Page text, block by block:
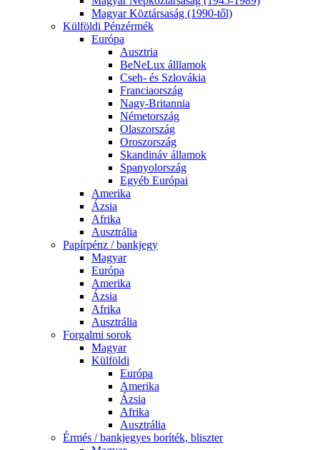
Magyar Köztársaság (1990-től)
Külföldi Pénzérmék
Európa
Ausztria
BeNeLux álllamok
Cseh- és Szlovákia
Franciaország
Nagy-Britannia
Németország
Olaszország
Oroszország
Skandináv államok
Spanyolország
Egyéb Európai
Amerika
Ázsia
Afrika
Ausztrália
Papírpénz / bankjegy
Magyar
Európa
Amerika
Ázsia
Afrika
Ausztrália
Forgalmi sorok
Magyar
Külföldi
Európa
Amerika
Ázsia
Afrika
Ausztrália
Érmés / bankjegyes boríték, bliszter